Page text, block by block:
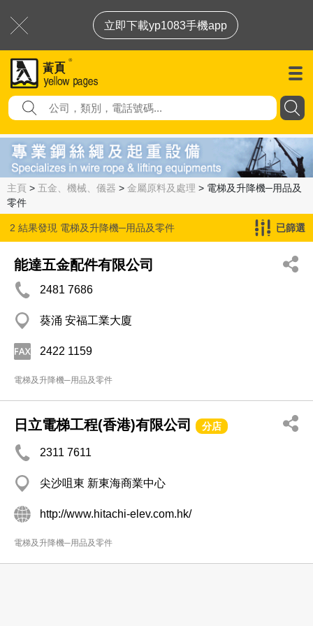
立即下載yp1083手機app
主頁 > 五金、機械、儀器 > 金屬原料及處理 > 電梯及升降機─用品及
零件
2 結果發現 電梯及升降機─用品及零件 已篩選
能達五金配件有限公司
2481 7686
葵涌 安福工業大廈
2422 1159
電梯及升降機─用品及零件
日立電梯工程(香港)有限公司 分店
2311 7611
尖沙咀東 新東海商業中心
http://www.hitachi-elev.com.hk/
電梯及升降機─用品及零件